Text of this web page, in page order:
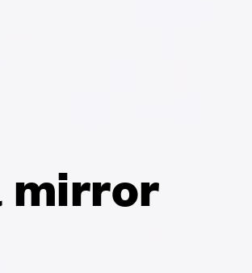
mirror